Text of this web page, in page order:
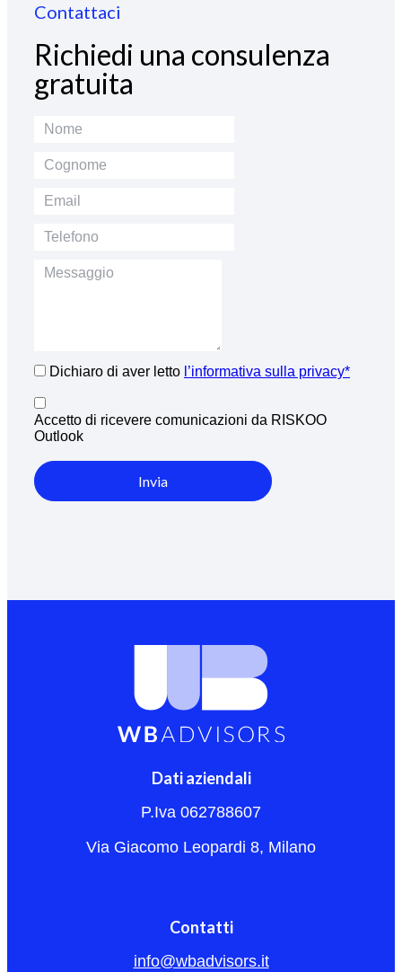
Contattaci
Richiedi una consulenza
gratuita
Dichiaro di aver letto l’informativa sulla privacy*
Accetto di ricevere comunicazioni da RISKOO
Outlook
Invia
Dati aziendali
P.Iva 062788607
Via Giacomo Leopardi 8, Milano
Contatti
info@wbadvisors.it